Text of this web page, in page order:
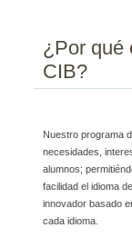
¿Por qué
CIB?
Nuestro programa
necesidades,
alumnos;
facilidad el idioma
innovador basado
cada idioma.